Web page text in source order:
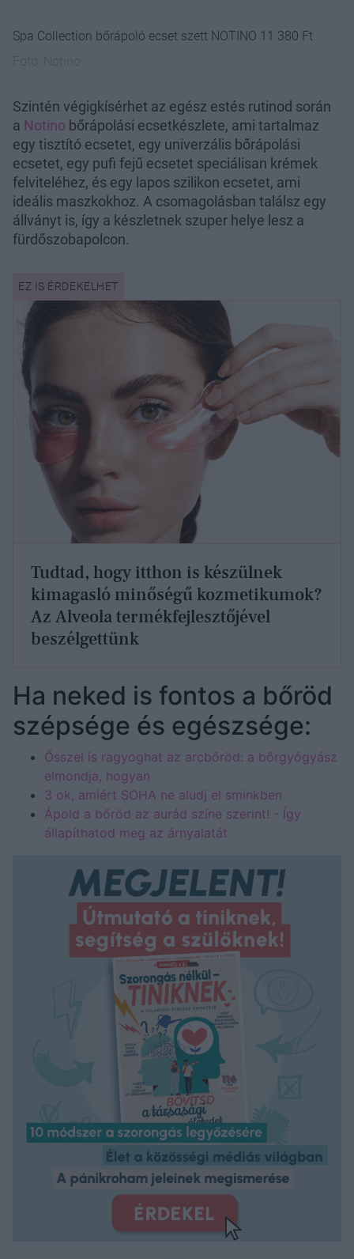
Spa Collection bőrápoló ecset szett NOTINO 11 380 Ft
Szintén végigkísérhet az egész estés rutinod során
a Notino bőrápolási ecsetkészlete, ami tartalmaz
egy tisztító ecsetet, egy univerzális bőrápolási
ecsetet, egy pufi fejű ecsetet speciálisan krémek
felviteléhez, és egy lapos szilikon ecsetet, ami
ideális maszkokhoz. A csomagolásban találsz egy
állványt is, így a készletnek szuper helye lesz a
fürdőszobapolcon.
Tudtad, hogy itthon is készülnek
kimagasló minőségű kozmetikumok?
Az Alveola termékfejlesztőjével
beszélgettünk
Ha neked is fontos a bőröd
szépsége és egészsége:
Ősszel is ragyoghat az arcbőröd: a bőrgyógyász
elmondja, hogyan
3 ok, amiért SOHA ne aludj el sminkben
Ápold a bőröd az aurád színe szerint! - Így
állapíthatod meg az árnyalatát